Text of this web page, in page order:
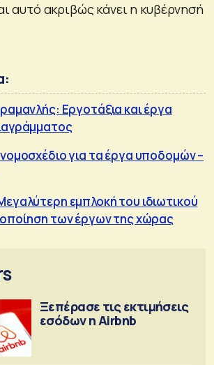
αυτό ακριβώς κάνει η κυβέρνησή
Εργοτάξια και έργα
για τα έργα υποδομών –
εμπλοκή του ιδιωτικού
των έργων της χώρας
Ξεπέρασε τις εκτιμήσεις
εσόδων η Airbnb